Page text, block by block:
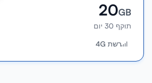
20GB
תוקף 30 יום
רשת 4G